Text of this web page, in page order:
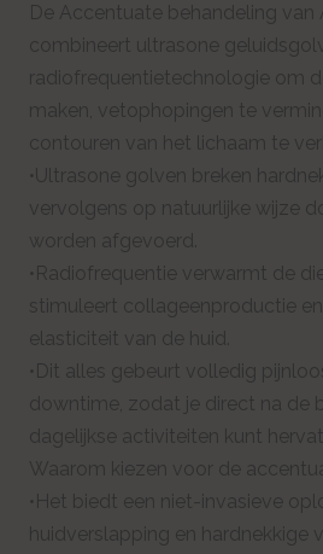
De Accentuate behandeling van
combineert ultrasone
radiofrequentietechnologie om
maken, vetophopingen te
contouren van het lichaam te
•Ultrasone golven breken
vervolgens op natuurlijke wijze
worden afgevoerd.
•Radiofrequentie verwarmt de
stimuleert collageenproductie
elasticiteit van de huid.
•Dit alles gebeurt volledig
downtime, zodat je direct na de
dagelijkse activiteiten kunt
Waarom kiezen voor de
•Het biedt een niet-invasieve
huidverslapping en hardnekkige